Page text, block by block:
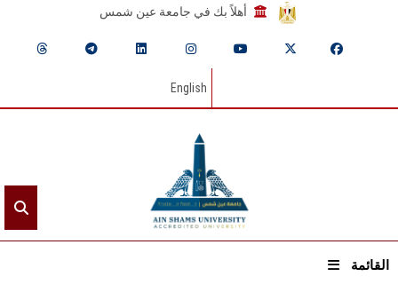
أهلاً بك في جامعة عين شمس
English
القائمة